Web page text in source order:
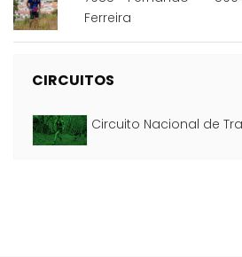
Ferreira
CIRCUITOS
Circuito Nacional de